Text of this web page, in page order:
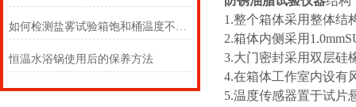
如何检测盐雾试验箱饱和桶温度不达标
恒温水浴锅使用后的保养方法
1.整个箱体采用整体结
2.箱体内侧采用
3.大门密封采用双层硅
4.在箱体工作室内设有
5.温度传感器置于试片